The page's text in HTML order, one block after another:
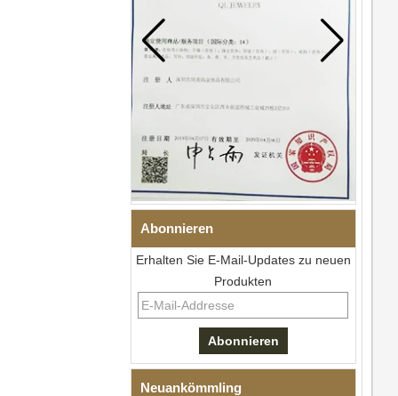
Abonnieren
Erhalten Sie E-Mail-Updates zu neuen
Produkten
Neuankömmling
Herren-I-Links-Armband aus
schwarzem Zirkonoxid-
Keramik-Edelstahl 304,
316L-Doppeldruck-
Faltschließe, eingebettetes
Magnet- und